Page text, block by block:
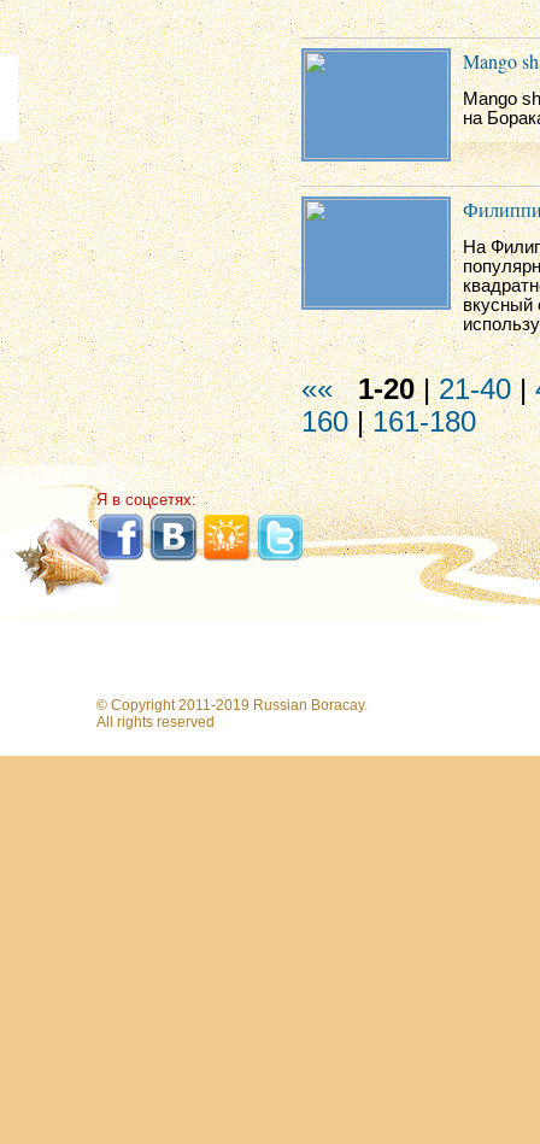
Mango
Mango
на
На
вкусный
«« 1-20|21-40|
160|161-180
Я в соцсетях:
© Copyright 2011-2019 Russian Boracay.
All rights reserved